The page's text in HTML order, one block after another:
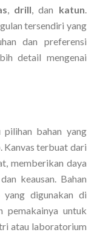
, drill, dan katun.
tersendiri yang
dan preferensi
detail mengenai
pilihan bahan yang
Kanvas terbuat dari
memberikan daya
keausan. Bahan
digunakan di
pemakainya untuk
atau laboratorium